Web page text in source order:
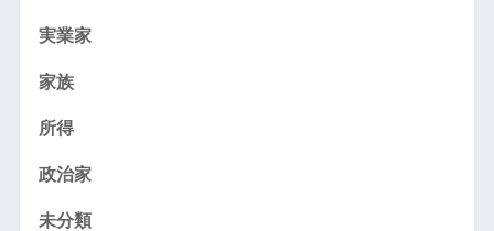
実業家
家族
所得
政治家
未分類